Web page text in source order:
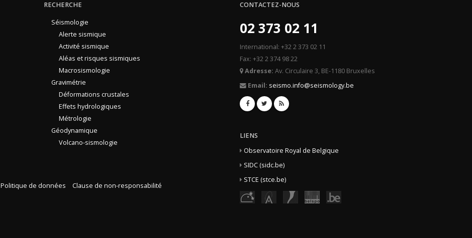
RECHERCHE
Séismologie
Alerte sismique
Activité sismique
Aléas et risques sismiques
Macrosismologie
Gravimétrie
Déformations crustales
Effets hydrologiques
Métrologie
Géodynamique
Volcano-sismologie
Politique de données
Clause de non-responsabilité
CONTACTEZ-NOUS
02 373 02 11
International: +32 2 373 02 11
Fax: +32 2 374 98 22
Adresse: Av. Circulaire 3, BE-1180 Bruxelles
Email: seismo.info@seismology.be
LIENS
Observatoire Royal de Belgique
SIDC (sidc.be)
STCE (stce.be)